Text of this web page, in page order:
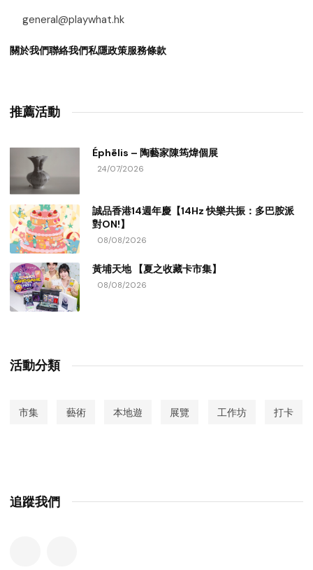
general@playwhat.hk
關於我們聯絡我們私隱政策服務條款
推薦活動
Éphēlis – 陶藝家陳筠煒個展
24/07/2026
誠品香港14週年慶【14Hz 快樂共振：多巴胺派
對ON!】
08/08/2026
黃埔天地 【夏之收藏卡市集】
08/08/2026
活動分類
市集 藝術 本地遊 展覽 工作坊 打卡
追蹤我們